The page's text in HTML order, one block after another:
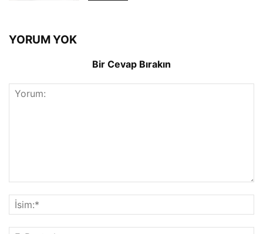
YORUM YOK
Bir Cevap Bırakın